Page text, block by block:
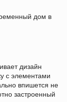
дом в
дизайн
с элементами
впишется не
застроенный